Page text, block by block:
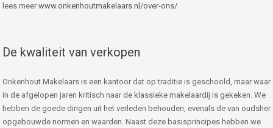
lees meer www.onkenhoutmakelaars.nl/over-ons/
De kwaliteit van verkopen
Onkenhout Makelaars is een kantoor dat op traditie is geschoold, maar waar
in de afgelopen jaren kritisch naar de klassieke makelaardij is gekeken. We
hebben de goede dingen uit het verleden behouden, evenals de van oudsher
opgebouwde normen en waarden. Naast deze basisprincipes hebben we